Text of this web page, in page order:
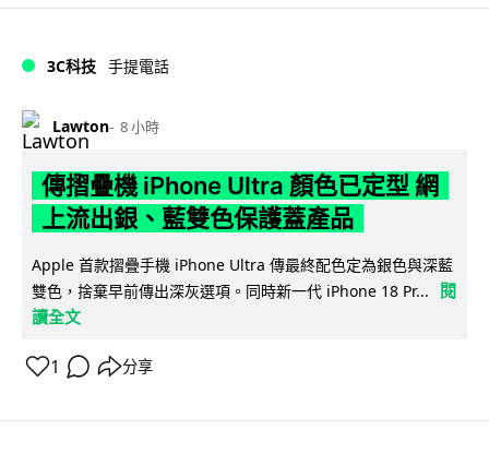
3C科技 手提電話
Lawton 8 小時
傳摺疊機 iPhone Ultra 顏色已定型 網
上流出銀、藍雙色保護蓋產品
Apple 首款摺疊手機 iPhone Ultra 傳最終配色定為銀色與深藍
雙色，捨棄早前傳出深灰選項。同時新一代 iPhone 18 Pr...
閱
讀全文
1 分享